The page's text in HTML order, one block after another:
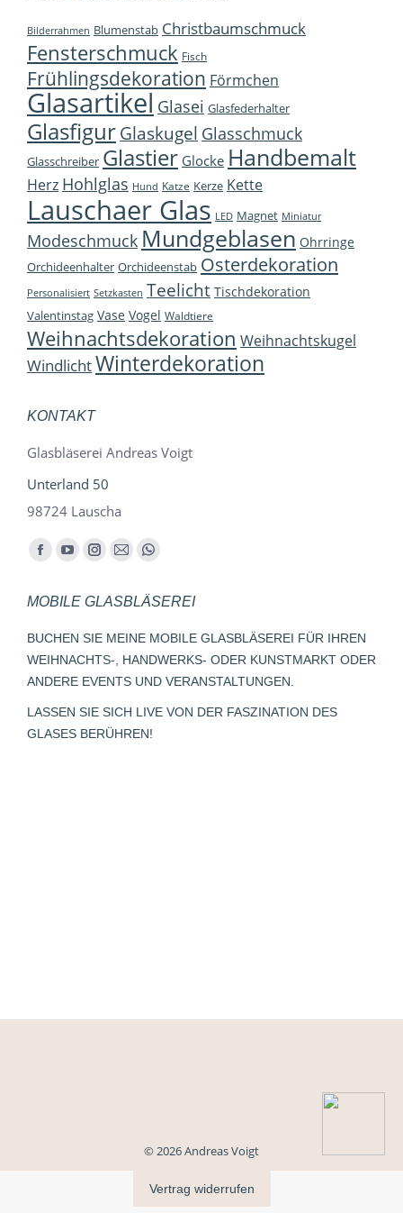
Bilderrahmen Blumenstab Christbaumschmuck
Fensterschmuck Fisch
Frühlingsdekoration Förmchen
Glasartikel Glasei Glasfederhalter
Glasfigur Glaskugel Glasschmuck
Glasschreiber Glastier Glocke Handbemalt
Herz Hohlglas Hund Katze Kerze Kette
Lauschaer Glas LED Magnet Miniatur
Modeschmuck Mundgeblasen Ohrringe
Orchideenhalter Orchideenstab Osterdekoration
Personalisiert Setzkasten Teelicht Tischdekoration
Valentinstag Vase Vogel Waldtiere
Weihnachtsdekoration Weihnachtskugel
WindlichtWinterdekoration
KONTAKT
Glasbläserei Andreas Voigt
Unterland 50
98724 Lauscha
Finden Sie uns auf:
Facebook
opens
in
new
window
YouTube
opens
in
new
window
Instagram
opens
in
new
window
E-
page
opens
in
new
Whatsapp
opens
in
new
window
MOBILE GLASBLÄSEREI
BUCHEN SIE MEINE MOBILE GLASBLÄSEREI FÜR IHREN
WEIHNACHTS-, HANDWERKS- ODER KUNSTMARKT ODER
ANDERE EVENTS UND VERANSTALTUNGEN.
LASSEN SIE SICH LIVE VON DER FASZINATION DES
GLASES BERÜHREN!
© 2026 Andreas Voigt
Vertrag widerrufen